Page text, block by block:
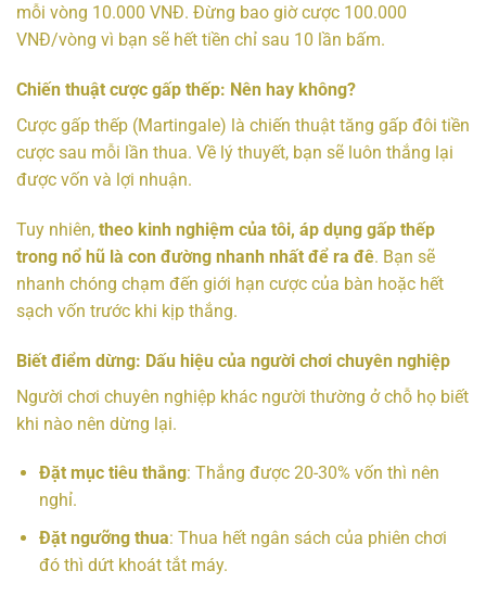
mỗi vòng 10.000 VNĐ. Đừng bao giờ cược 100.000
VNĐ/vòng vì bạn sẽ hết tiền chỉ sau 10 lần bấm.
Chiến thuật cược gấp thếp: Nên hay không?
Cược gấp thếp (Martingale) là chiến thuật tăng gấp đôi tiền
cược sau mỗi lần thua. Về lý thuyết, bạn sẽ luôn thắng lại
được vốn và lợi nhuận.
Tuy nhiên, theo kinh nghiệm của tôi, áp dụng gấp thếp
trong nổ hũ là con đường nhanh nhất để ra đê. Bạn sẽ
nhanh chóng chạm đến giới hạn cược của bàn hoặc hết
sạch vốn trước khi kịp thắng.
Biết điểm dừng: Dấu hiệu của người chơi chuyên nghiệp
Người chơi chuyên nghiệp khác người thường ở chỗ họ biết
khi nào nên dừng lại.
Đặt mục tiêu thắng: Thắng được 20-30% vốn thì nên
nghỉ.
Đặt ngưỡng thua: Thua hết ngân sách của phiên chơi
đó thì dứt khoát tắt máy.